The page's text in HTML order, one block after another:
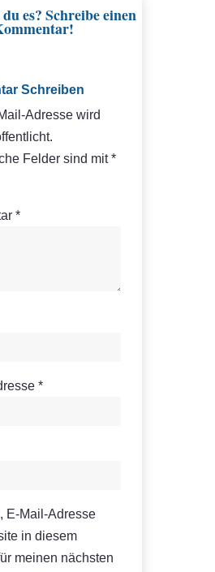
es? Schreibe einen
Schreiben
Adresse wird
Felder sind mit*
*
*
E-Mail-Adresse
in diesem
meinen nächsten